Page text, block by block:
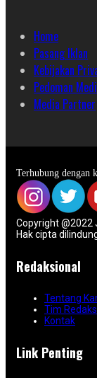
Home
Pasang Iklan
Kebijakan
Pedoman
Media Partner
Terhubung dengan
Copyright @2022
Hak cipta
Redaksional
Tentang
Tim
Kontak
Link Penting